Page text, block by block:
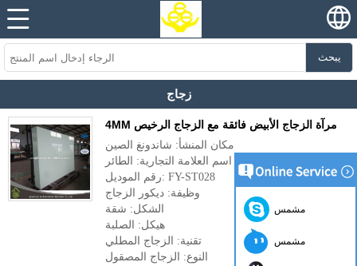
يبحث
زجاج
4MM مرآة الزجاج الأبيض فائقة مع الزجاج الرخيص
مكان المنشأ: شاندونغ الصين
اسم العلامة التجارية: الطائر
رقم الموديل: FY-ST028
وظيفة: ديكور الزجاج
الشكل: شقة
هيكل: الصلبة
تقنية: الزجاج المطلي
النوع: الزجاج المصقول
مشمس
مشمس